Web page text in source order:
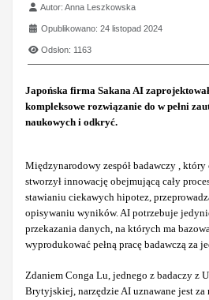
Szczegóły
Autor:Anna Leszkowska
Opublikowano: 24 listopad 2024
Odsłon: 1163
Japońska firma Sakana AI
kompleksowe rozwiązanie do w pełni
naukowych i odkryć.
Międzynarodowy zespół badawczy , który
stworzył innowację obejmującą cały
stawianiu ciekawych hipotez,
opisywaniu wyników. AI potrzebuje
przekazania danych, na których ma
wyprodukować pełną pracę badawczą za
Zdaniem Conga Lu, jednego z badaczy z
Brytyjskiej, narzędzie AI uznawane jest za